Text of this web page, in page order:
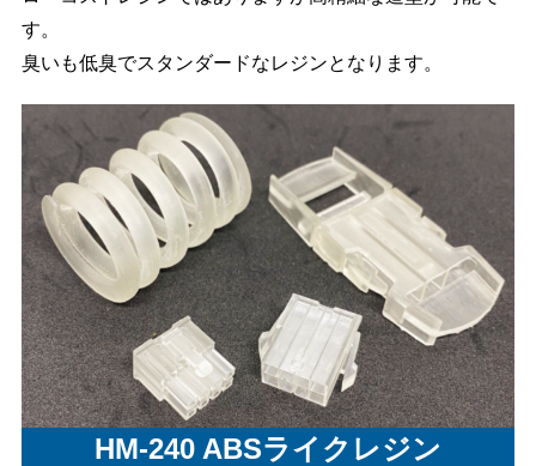
す。
臭いも低臭でスタンダードなレジンとなります。
HM-240 ABSライクレジン